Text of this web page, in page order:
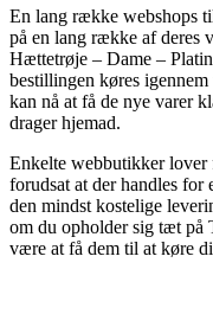
En lang række webshops
på en lang række af deres
Hættetrøje – Dame –
bestillingen køres
kan nå at få de nye varer
drager hjemad.
Enkelte webbutikker lover
forudsat at der handles
den mindst kostelige
om du opholder sig tæt på
være at få dem til at køre